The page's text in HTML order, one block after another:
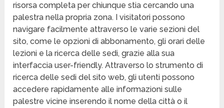
risorsa completa per chiunque stia cercando una
palestra nella propria zona. I visitatori possono
navigare facilmente attraverso le varie sezioni del
sito, come le opzioni di abbonamento, gli orari delle
lezioni e la ricerca delle sedi, grazie alla sua
interfaccia user-friendly. Attraverso lo strumento di
ricerca delle sedi del sito web, gli utenti possono
accedere rapidamente alle informazioni sulle
palestre vicine inserendo il nome della città o il